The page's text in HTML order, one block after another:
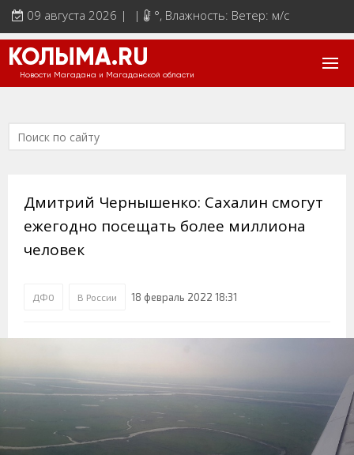
09 августа 2026 | | °, Влажность: Ветер: м/с
КОЛЫМА.RU
Новости Магадана и Магаданской области
Дмитрий Чернышенко: Сахалин смогут
ежегодно посещать более миллиона
человек
ДФО В России 18 февраль 2022 18:31